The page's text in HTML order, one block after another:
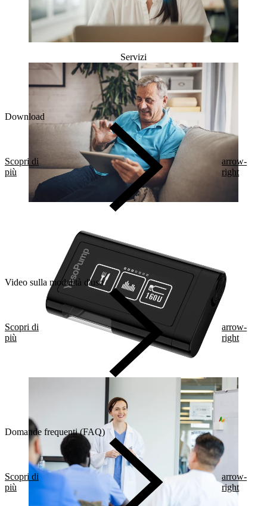
Servizi
Download
Scopri di
più
arrow-
right
Video sulla modalità d'uso
Scopri di
più
arrow-
right
Domande frequenti (FAQ)
Scopri di
più
arrow-
right